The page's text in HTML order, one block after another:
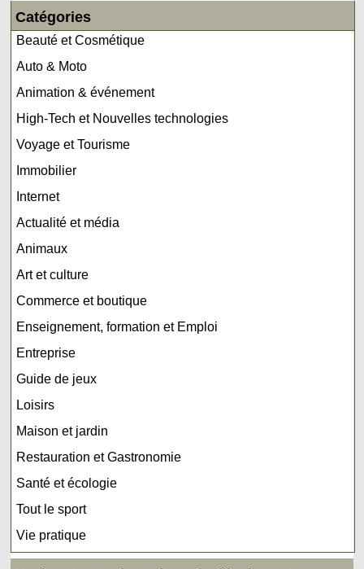
Catégories
Beauté et Cosmétique
Auto & Moto
Animation & événement
High-Tech et Nouvelles technologies
Voyage et Tourisme
Immobilier
Internet
Actualité et média
Animaux
Art et culture
Commerce et boutique
Enseignement, formation et Emploi
Entreprise
Guide de jeux
Loisirs
Maison et jardin
Restauration et Gastronomie
Santé et écologie
Tout le sport
Vie pratique